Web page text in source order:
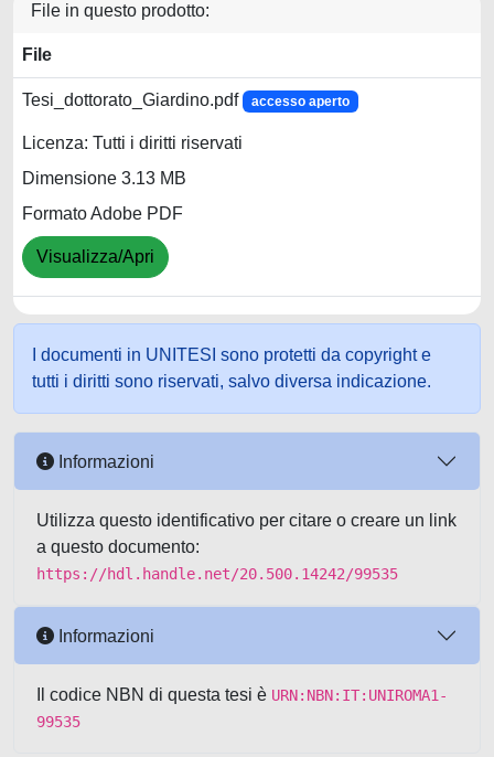
File in questo prodotto:
File
Tesi_dottorato_Giardino.pdf accesso aperto
Licenza: Tutti i diritti riservati
Dimensione 3.13 MB
Formato Adobe PDF
Visualizza/Apri
I documenti in UNITESI sono protetti da copyright e
tutti i diritti sono riservati, salvo diversa indicazione.
Informazioni
Utilizza questo identificativo per citare o creare un link
a questo documento:
https://hdl.handle.net/20.500.14242/99535
Informazioni
Il codice NBN di questa tesi è URN:NBN:IT:UNIROMA1-
99535